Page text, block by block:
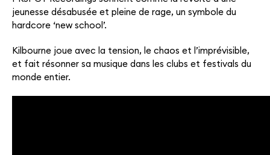
jeunesse désabusée et pleine de rage, un symbole du
hardcore ‘new school’.
Kilbourne joue avec la tension, le chaos et l’imprévisible,
et fait résonner sa musique dans les clubs et festivals du
monde entier.